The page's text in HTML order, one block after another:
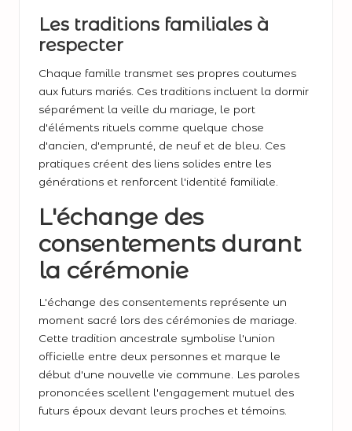
Les traditions familiales à
respecter
Chaque famille transmet ses propres coutumes
aux futurs mariés. Ces traditions incluent la dormir
séparément la veille du mariage, le port
d'éléments rituels comme quelque chose
d'ancien, d'emprunté, de neuf et de bleu. Ces
pratiques créent des liens solides entre les
générations et renforcent l'identité familiale.
L'échange des
consentements durant
la cérémonie
L'échange des consentements représente un
moment sacré lors des cérémonies de mariage.
Cette tradition ancestrale symbolise l'union
officielle entre deux personnes et marque le
début d'une nouvelle vie commune. Les paroles
prononcées scellent l'engagement mutuel des
futurs époux devant leurs proches et témoins.